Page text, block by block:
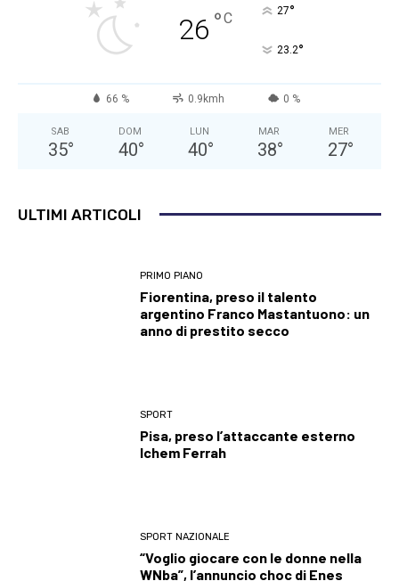
26 °C 27°
23.2°
66 % 0.9kmh 0 %
SAB
35°
DOM
40°
LUN
40°
MAR
38°
MER
27°
ULTIMI ARTICOLI
PRIMO PIANO
Fiorentina, preso il talento
argentino Franco Mastantuono: un
anno di prestito secco
SPORT
Pisa, preso l’attaccante esterno
Ichem Ferrah
SPORT NAZIONALE
“Voglio giocare con le donne nella
WNba”, l’annuncio choc di Enes